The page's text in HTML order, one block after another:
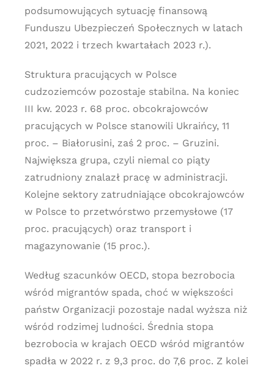
podsumowujących sytuację finansową
Funduszu Ubezpieczeń Społecznych w latach
2021, 2022 i trzech kwartałach 2023 r.).
Struktura pracujących w Polsce
cudzoziemców pozostaje stabilna. Na koniec
III kw. 2023 r. 68 proc. obcokrajowców
pracujących w Polsce stanowili Ukraińcy, 11
proc. – Białorusini, zaś 2 proc. – Gruzini.
Największa grupa, czyli niemal co piąty
zatrudniony znalazł pracę w administracji.
Kolejne sektory zatrudniające obcokrajowców
w Polsce to przetwórstwo przemysłowe (17
proc. pracujących) oraz transport i
magazynowanie (15 proc.).
Według szacunków OECD, stopa bezrobocia
wśród migrantów spada, choć w większości
państw Organizacji pozostaje nadal wyższa niż
wśród rodzimej ludności. Średnia stopa
bezrobocia w krajach OECD wśród migrantów
spadła w 2022 r. z 9,3 proc. do 7,6 proc. Z kolei